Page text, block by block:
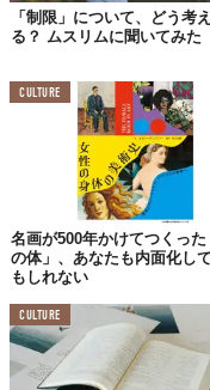
うな感じですね。もち
守った時の幸せの方がそ
神様が人間として正しく
から、守るんです。
植物も、動物も、空気
ら、私たちは健康的に
殺方法があるのは、人間
だくための教えだし。
にする全てが生き物。
ムスリムは、毎日、そ
「制限」について、どう考
る？ ムスリムに聞いてみた
CULTURE
名画が500年かけてつくった
の体」、あなたも内面化し
もしれない
CULTURE